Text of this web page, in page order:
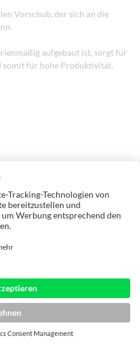
Vorschub, der sich an die
aufgebaut ist, sorgt für
somit für hohe Produktivität.